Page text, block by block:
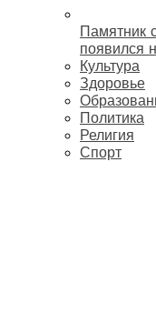
Памятник
появился
Культура
Здоровье
Политика
Религия
Спорт